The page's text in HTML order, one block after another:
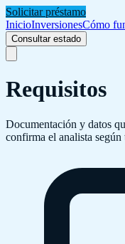
Solicitar préstamo
InicioInversionesCómo
Consultar estado
Requisitos
Documentación y datos
confirma el analista